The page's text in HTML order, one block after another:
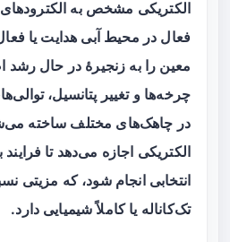
الکتریکی مشخص به
فعال در محیط آبی هدایت یا
معین را به زنجیرهٔ در حال رشد
چرخه‌ها و تغییر پتانسیل،
در چاهک‌های مختلف ساخته
الکتریکی اجازه می‌دهد تا
انتخابی انجام شود، که مزیتی
تک‌کاناله یا کاملاً شیمیایی دارد.